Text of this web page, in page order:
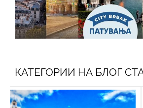
КАТЕГОРИИ НА БЛОГ